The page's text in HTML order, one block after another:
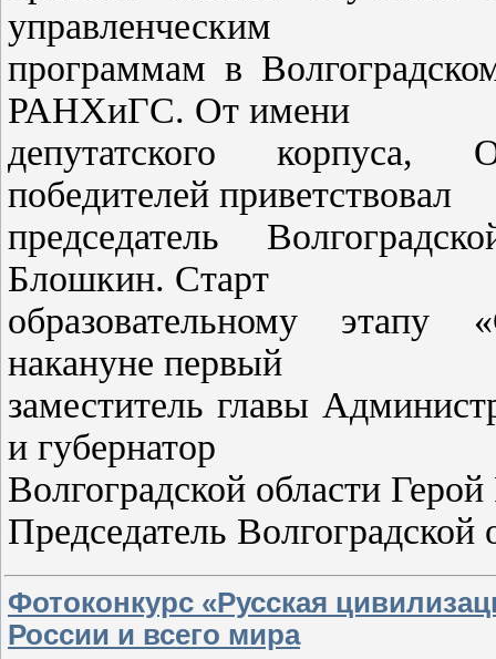
управленческим
программам в
РАНХиГС. От имени
депутатского корпуса,
победителей приветствовал
председатель
Блошкин. Старт
образовательному этапу
накануне первый
заместитель главы
и губернатор
Волгоградской области
Председатель Волгоградской
Фотоконкурс «Русская
России и всего мира